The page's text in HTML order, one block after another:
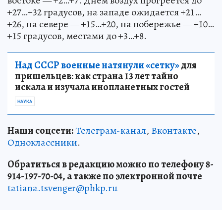
+27…+32 градусов, на западе ожидается +21…
+26, на севере — +15…+20, на побережье — +10…
+15 градусов, местами до +3…+8.
Над СССР военные натянули «сетку»для
пришельцев: как страна 13 лет тайно
искала и изучала инопланетных гостей
НАУКА
Наши соцсети:Телеграм-канал, Вконтакте,
Одноклассники.
Обратиться в редакцию можно по телефону 8-
914-197-70-04, а также по электронной почте
tatiana.tsvenger@phkp.ru